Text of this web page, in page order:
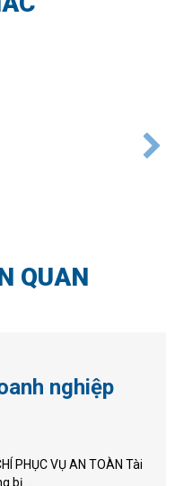
QUAN
nghiệp
PHỤC VỤ AN TOÀN Tài
bị ...